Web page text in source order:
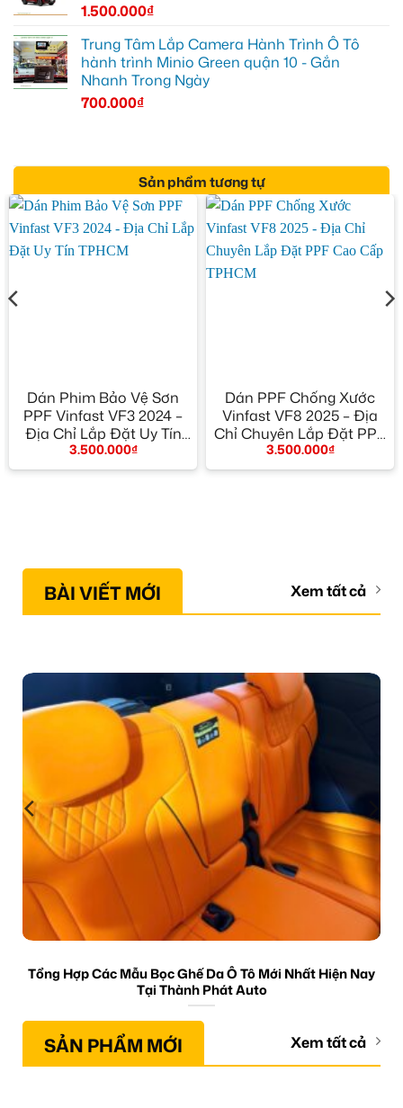
1.500.000₫
Trung Tâm Lắp Camera Hành Trình Ô Tô
hành trình Minio Green quận 10 - Gắn
Nhanh Trong Ngày
700.000₫
Sản phẩm tương tự
Dán Phim Bảo Vệ Sơn
PPF Vinfast VF3 2024 –
Địa Chỉ Lắp Đặt Uy Tín
TPHCM
3.500.000₫
Dán PPF Chống Xước
Vinfast VF8 2025 – Địa
Chỉ Chuyên Lắp Đặt PPF
Cao Cấp TPHCM
3.500.000₫
BÀI VIẾT MỚI Xem tất cả
Tổng Hợp Các Mẫu Bọc Ghế Da Ô Tô Mới Nhất Hiện Nay
Tại Thành Phát Auto
SẢN PHẨM MỚI Xem tất cả